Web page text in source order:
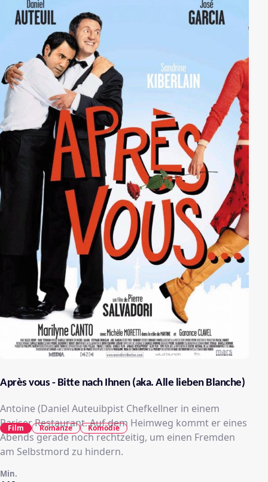
Après vous - Bitte nach Ihnen (aka. Alle lieben Blanche)
Antoine (Daniel Auteuibpist Chefkellner in einem
Pariser Restaurant. Auf dem Heimweg kommt er eines
Abends gerade noch rechtzeitig, um einen Fremden
am Selbstmord zu hindern.
Min.
Film Romanze Komödie